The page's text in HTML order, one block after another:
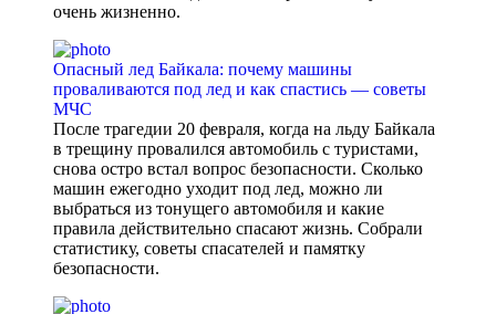
очень жизненно.
Опасный лед Байкала: почему машины
проваливаются под лед и как спастись — советы
МЧС
После трагедии 20 февраля, когда на льду Байкала
в трещину провалился автомобиль с туристами,
снова остро встал вопрос безопасности. Сколько
машин ежегодно уходит под лед, можно ли
выбраться из тонущего автомобиля и какие
правила действительно спасают жизнь. Собрали
статистику, советы спасателей и памятку
безопасности.